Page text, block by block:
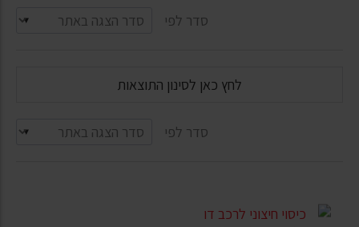
סדר לפי
לחץ כאן לסינון התוצאות
סדר לפי